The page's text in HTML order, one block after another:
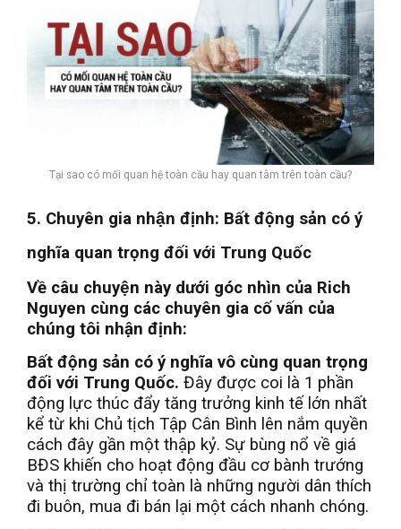
Tại sao có mối quan hệ toàn cầu hay quan tâm trên toàn cầu?
5. Chuyên gia nhận định: Bất động sản có ý
nghĩa quan trọng đối với Trung Quốc
Về câu chuyện này dưới góc nhìn của Rich
Nguyen cùng các chuyên gia cố vấn của
chúng tôi nhận định:
Bất động sản có ý nghĩa vô cùng quan trọng
đối với Trung Quốc. Đây được coi là 1 phần
động lực thúc đẩy tăng trưởng kinh tế lớn nhất
kể từ khi Chủ tịch Tập Cân Bình lên nắm quyền
cách đây gần một thập kỷ. Sự bùng nổ về giá
BĐS khiến cho hoạt động đầu cơ bành trướng
và thị trường chỉ toàn là những người dân thích
đi buôn, mua đi bán lại một cách nhanh chóng.